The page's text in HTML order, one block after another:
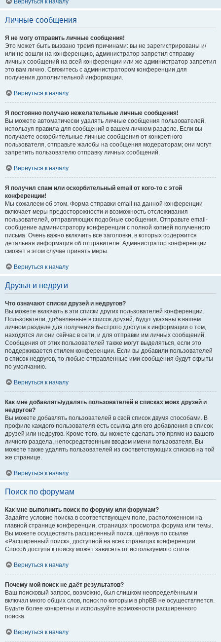
Вернуться к началу
Личные сообщения
Я не могу отправить личные сообщения!
Это может быть вызвано тремя причинами: вы не зарегистрированы и/
или не вошли на конференцию, администратор запретил отправку
личных сообщений на всей конференции или же администратор запретил
это вам лично. Свяжитесь с администратором конференции для
получения дополнительной информации.
Вернуться к началу
Я постоянно получаю нежелательные личные сообщения!
Вы можете автоматически удалять личные сообщения пользователей,
используя правила для сообщений в вашем личном разделе. Если вы
получаете оскорбительные личные сообщения от конкретного
пользователя, отправьте жалобы на сообщения модераторам; они могут
запретить пользователю отправку личных сообщений.
Вернуться к началу
Я получил спам или оскорбительный email от кого-то с этой
конференции!
Мы сожалеем об этом. Форма отправки email на данной конференции
включает меры предосторожности и возможность отслеживания
пользователей, отправляющих подобные сообщения. Отправьте email-
сообщение администратору конференции с полной копией полученного
письма. Очень важно включить все заголовки, в которых содержится
детальная информация об отправителе. Администратор конференции
сможет в этом случае принять меры.
Вернуться к началу
Друзья и недруги
Что означают списки друзей и недругов?
Вы можете включать в эти списки других пользователей конференции.
Пользователи, добавленные в список друзей, будут указаны в вашем
личном разделе для получения быстрого доступа к информации о том,
находятся ли они сейчас в сети, и для отправки им личных сообщений.
Сообщения от этих пользователей также могут выделяться, если это
поддерживается стилем конференции. Если вы добавили пользователей
в список недругов, то любые отправленные ими сообщения будут скрыты
по умолчанию.
Вернуться к началу
Как мне добавлять/удалять пользователей в списках моих друзей и
недругов?
Вы можете добавлять пользователей в свой список двумя способами. В
профиле каждого пользователя есть ссылка для его добавления в список
друзей или недругов. Кроме того, вы можете сделать это прямо из вашего
личного раздела, непосредственным вводом имени пользователя. Вы
можете также удалять пользователей из соответствующих списков на той
же странице.
Вернуться к началу
Поиск по форумам
Как мне выполнить поиск по форуму или форумам?
Задайте условие поиска в соответствующем поле, расположенном на
главной странице конференции, страницах просмотра форума или темы.
Вы можете осуществить расширенный поиск, щёлкнув по ссылке
«Расширенный поиск», доступной на всех страницах конференции.
Способ доступа к поиску может зависеть от используемого стиля.
Вернуться к началу
Почему мой поиск не даёт результатов?
Ваш поисковый запрос, возможно, был слишком неопределённым и
включал много общих слов, поиск по которым в phpBB не осуществляется.
Будьте более конкретны и используйте возможности расширенного
поиска.
Вернуться к началу